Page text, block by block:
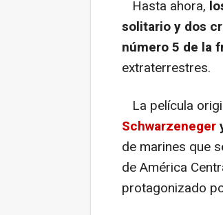
Hasta ahora,
solitario y dos
número 5 de la
extraterrestres.
La película
Schwarzeneger
de marines que
de América
protagonizado